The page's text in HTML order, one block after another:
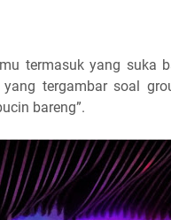
termasuk yang suka
tergambar soal
bareng”.